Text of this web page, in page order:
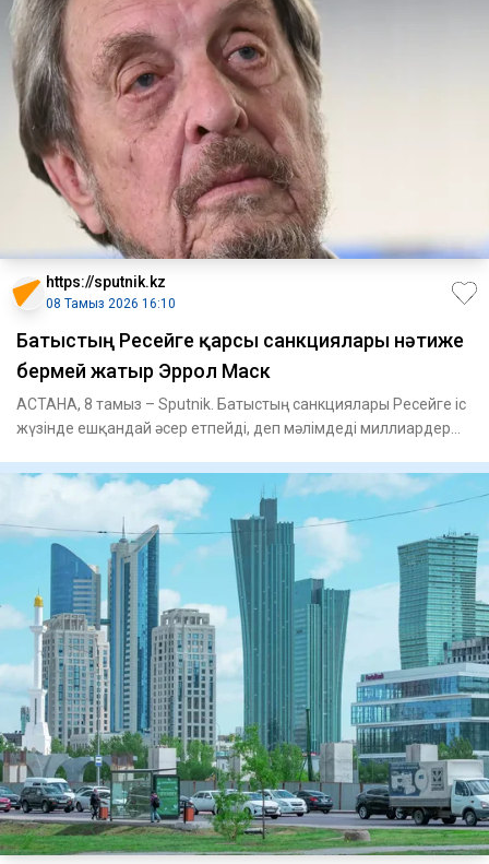
https://sputnik.kz
08 Тамыз 2026 16:10
Батыстың Ресейге қарсы санкциялары нәтиже
бермей жатыр Эррол Маск
АСТАНА, 8 тамыз – Sputnik. Батыстың санкциялары Ресейге іс
жүзінде ешқандай әсер етпейді, деп мәлімдеді миллиардер